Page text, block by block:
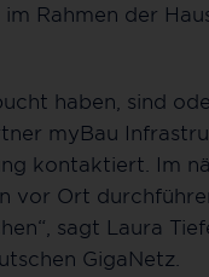
Rahmen der
haben, sind
myBau
kontaktiert. Im
vor Ort
sagt Laura
GigaNetz.